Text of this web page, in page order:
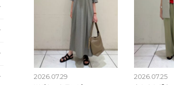
2026.07.29 2026.07.25